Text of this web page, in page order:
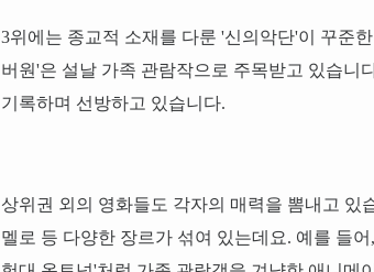
3위에는 종교적 소재를 다룬 '신의악단'이 꾸준
버원'은 설날 가족 관람작으로 주목받고 있습니
기록하며 선방하고 있습니다.
상위권 외의 영화들도 각자의 매력을 뽐내고 있
멜로 등 다양한 장르가 섞여 있는데요. 예를 들